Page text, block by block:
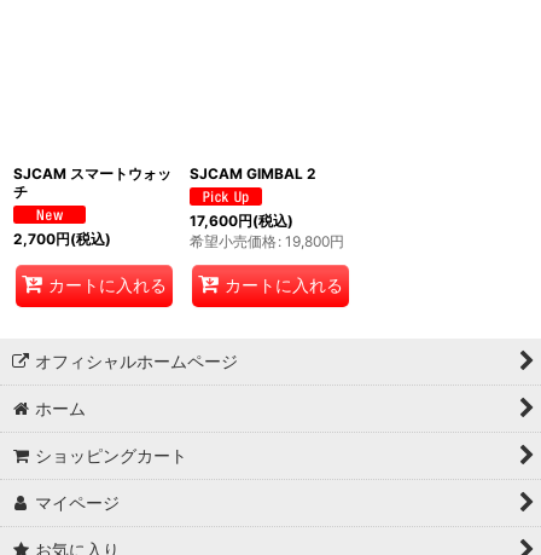
SJCAM スマートウォッ
チ
2,700円(税込)
カートに入れる
SJCAM GIMBAL 2
17,600円(税込)
希望小売価格: 19,800円
カートに入れる
オフィシャルホームページ
ホーム
ショッピングカート
マイページ
お気に入り